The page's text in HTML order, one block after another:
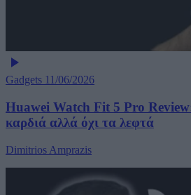
Gadgets 11/06/2026
Huawei Watch Fit 5 Pro
καρδιά αλλά όχι τα λεφτά
Dimitrios Amprazis